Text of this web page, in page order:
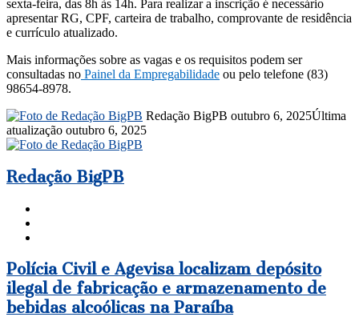
sexta-feira, das 8h às 14h. Para realizar a inscrição é necessário
apresentar RG, CPF, carteira de trabalho, comprovante de residência
e currículo atualizado.
Mais informações sobre as vagas e os requisitos podem ser
consultadas no Painel da Empregabilidade ou pelo telefone (83)
98654-8978.
Redação BigPB Mande
outubro 6, 2025Última
atualização outubro 6, 2025
Redação BigPB
Polícia
Civil
e
Agevisa
Polícia Civil e Agevisa localizam depósito
ilegal de fabricação e armazenamento de
bebidas alcoólicas na Paraíba